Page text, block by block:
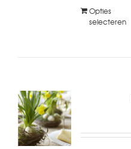
Opties
selecteren